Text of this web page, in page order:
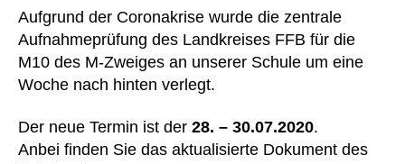
Aufgrund der Coronakrise wurde die zentrale
Aufnahmeprüfung des Landkreises FFB für die
M10 des M-Zweiges an unserer Schule um eine
Woche nach hinten verlegt.
Der neue Termin ist der 28. – 30.07.2020.
Anbei finden Sie das aktualisierte Dokument des